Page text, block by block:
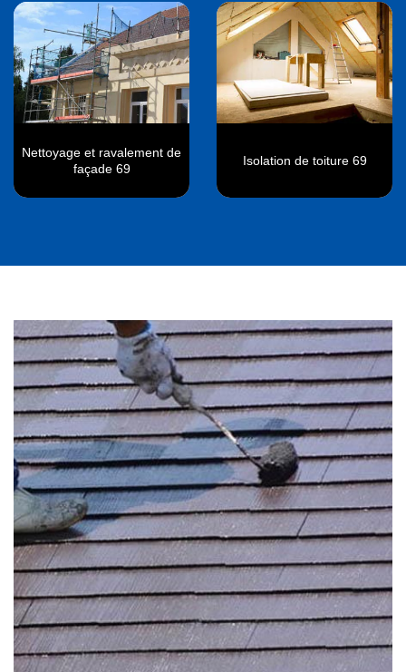
Nettoyage et ravalement de
façade 69
Isolation de toiture 69